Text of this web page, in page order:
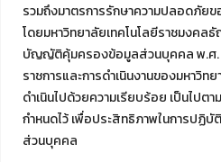
รวมถึงมาตรการรักษาความปลอดภัย
โดยมหาวิทยาลัยเทคโนโลยีราชมงคล
บัญญัติคุ้มครองข้อมูลส่วนบุคคล พ.ศ.
ราชการและการดำเนินงานของมหาวิ
ดำเนินไปด้วยความเรียบร้อย เป็นไปต
กำหนดไว้ เพื่อประสิทธิภาพในการปฏิ
ส่วนบุคคล